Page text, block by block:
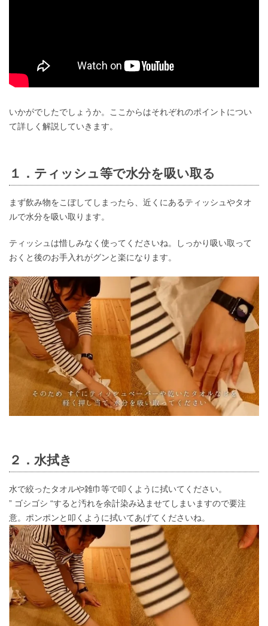
いかがでしたでしょうか。ここからはそれぞれのポイントについ
て詳しく解説していきます。
１．ティッシュ等で水分を吸い取る
まず飲み物をこぼしてしまったら、近くにあるティッシュやタオ
ルで水分を吸い取ります。
ティッシュは惜しみなく使ってくださいね。しっかり吸い取って
おくと後のお手入れがグンと楽になります。
２．水拭き
水で絞ったタオルや雑巾等で叩くように拭いてください。
” ゴシゴシ “すると汚れを余計染み込ませてしまいますので要注
意。ポンポンと叩くように拭いてあげてくださいね。